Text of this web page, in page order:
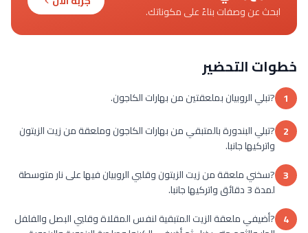
ابحث عن وصفات بناءً على مكوناتك.
خطوات التحضير
1 ?تبلي الروبيان بملعقتين من بهارات الكاجون.
2 ?تبلي البندورة بالمتبقي من بهارات الكاجون وملعقة من زيت الزيتون
واتركيها جانبا.
3 ?سخني ملعقة من زيت الزيتون وقلبي الروبيان فيها على نار متوسطة
لمدة 3 دقائق واتركيها جانبا.
4 ?أضيفي ملعقة الزيت المتبقية لنفس المقلاة وقلبي البصل والفلفل